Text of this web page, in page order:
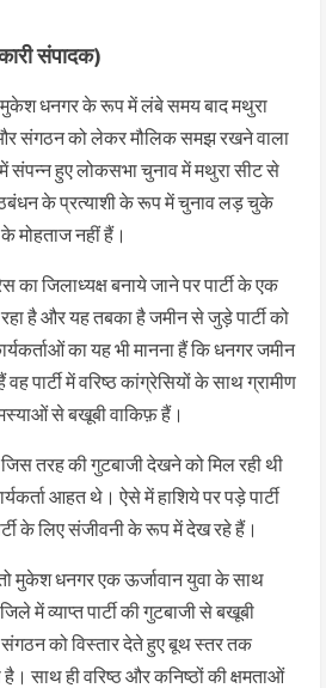
संपादक)
मुकेश धनगर के रूप में लंबे समय बाद मथुरा
संगठन को लेकर मौलिक समझ रखने वाला
संपन्न हुए लोकसभा चुनाव में मथुरा सीट से
के प्रत्याशी के रूप में चुनाव लड़ चुके
मोहताज नहीं हैं।
जिलाध्यक्ष बनाये जाने पर पार्टी के एक
है और यह तबका है जमीन से जुड़े पार्टी को
का यह भी मानना हैं कि धनगर जमीन
पार्टी में वरिष्ठ कांग्रेसियों के साथ ग्रामीण
से बखूबी वाकिफ़ हैं।
तरह की गुटबाजी देखने को मिल रही थी
आहत थे। ऐसे में हाशिये पर पड़े पार्टी
के लिए संजीवनी के रूप में देख रहे हैं।
मुकेश धनगर एक ऊर्जावान युवा के साथ
में व्याप्त पार्टी की गुटबाजी से बखूबी
को विस्तार देते हुए बूथ स्तर तक
साथ ही वरिष्ठ और कनिष्ठों की क्षमताओं